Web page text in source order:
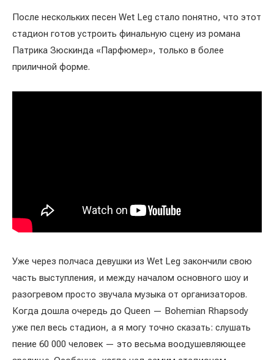
После нескольких песен Wet Leg стало понятно, что этот
стадион готов устроить финальную сцену из романа
Патрика Зюскинда «Парфюмер», только в более
приличной форме.
Уже через полчаса девушки из Wet Leg закончили свою
часть выступления, и между началом основного шоу и
разогревом просто звучала музыка от организаторов.
Когда дошла очередь до Queen — Bohemian Rhapsody
уже пел весь стадион, а я могу точно сказать: слушать
пение 60 000 человек — это весьма воодушевляющее